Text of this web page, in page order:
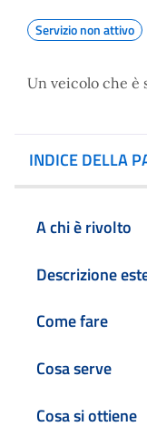
Servizio non attivo
Un veicolo che è
INDICE DELLA
A chi è rivolto
Descrizione
Come fare
Cosa serve
Cosa si ottiene